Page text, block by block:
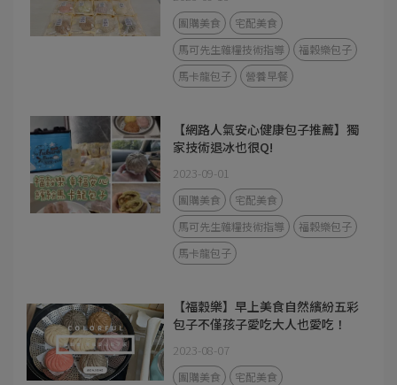
團購美食
宅配美食
馬可先生雜糧技術指導
福穀樂包子
馬卡龍包子
營養早餐
【網路人氣安心健康包子推薦】獨
家技術退冰也很Q!
2023-09-01
團購美食
宅配美食
馬可先生雜糧技術指導
福穀樂包子
馬卡龍包子
【福穀樂】早上美食自然繽紛五彩
包子不僅孩子愛吃大人也愛吃！
2023-08-07
團購美食
宅配美食